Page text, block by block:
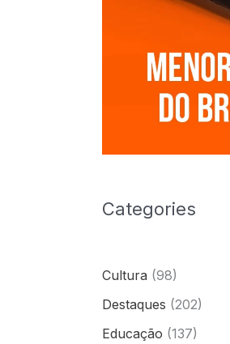
Categories
Cultura (98)
Destaques (202)
Educação (137)